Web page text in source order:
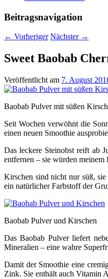
Beitragsnavigation
← Vorheriger Nächster →
Sweet Baobab
Veröffentlicht am 7. August
Baobab Pulver mit süßen
Seit Wochen verwöhnt die
einen neuen Smoothie
Das leckere Steinobst reift ab
entfernen – sie würden
Kirschen sind nicht nur süß,
ein natürlicher Farbstoff der
Baobab Pulver und Kirschen
Das Baobab Pulver liefert
Mineralien – eine wahre
Damit der Smoothie eine
Zink. Sie enthält auch Vitamin